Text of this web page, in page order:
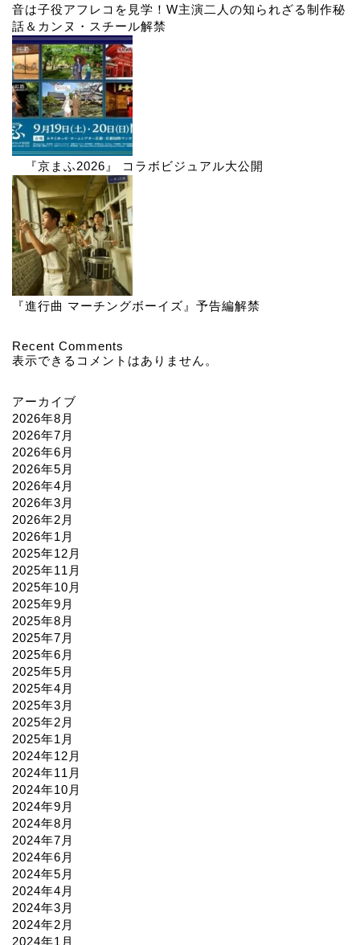
音は子役アフレコを見学！W主演二人の知られざる制作秘
話＆カンヌ・スチール解禁
『京まふ2026』 コラボビジュアル大公開
『進行曲 マーチングボーイズ』予告編解禁
Recent Comments
表示できるコメントはありません。
アーカイブ
2026年8月
2026年7月
2026年6月
2026年5月
2026年4月
2026年3月
2026年2月
2026年1月
2025年12月
2025年11月
2025年10月
2025年9月
2025年8月
2025年7月
2025年6月
2025年5月
2025年4月
2025年3月
2025年2月
2025年1月
2024年12月
2024年11月
2024年10月
2024年9月
2024年8月
2024年7月
2024年6月
2024年5月
2024年4月
2024年3月
2024年2月
2024年1月